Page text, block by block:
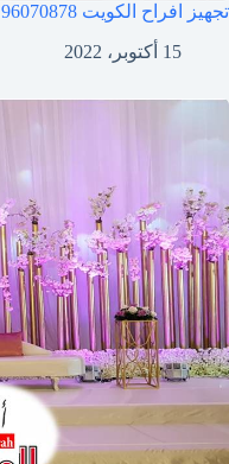
تجهيز افراح الكويت 96070878
15 أكتوبر، 2022